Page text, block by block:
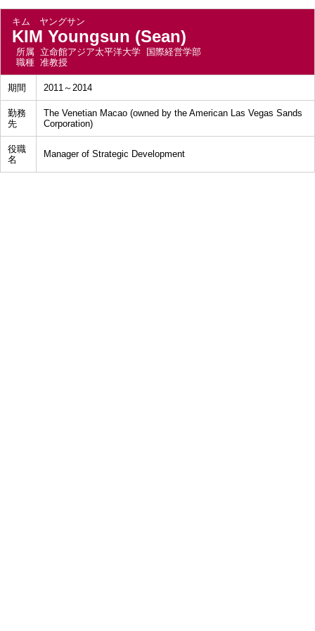
キム ヤングサン
KIM Youngsun (Sean)
所属 立命館アジア太平洋大学 国際経営学部
職種 准教授
期間 2011～2014
勤務
先
The Venetian Macao (owned by the American Las Vegas Sands
Corporation)
役職
名
Manager of Strategic Development